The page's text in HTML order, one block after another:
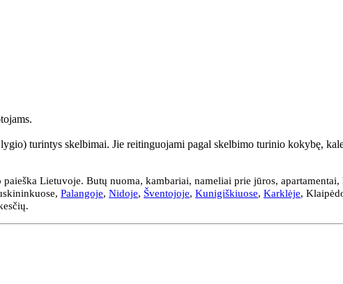
turintys skelbimai. Jie reitinguojami pagal skelbimo turinio kokybę,
Lietuvoje. Butų nuoma, kambariai, nameliai prie jūros,
Palangoje, Nidoje, Šventojoje, Kunigiškiuose, Karklėje,